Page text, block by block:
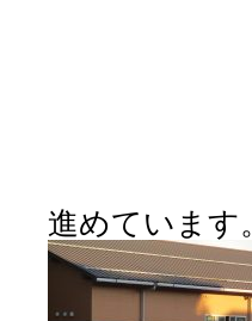
進めています。